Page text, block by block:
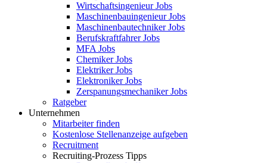
Wirtschaftsingenieur Jobs
Maschinenbauingenieur Jobs
Maschinenbautechniker Jobs
Berufskraftfahrer Jobs
MFA Jobs
Chemiker Jobs
Elektriker Jobs
Elektroniker Jobs
Zerspanungsmechaniker Jobs
Ratgeber
Unternehmen
Mitarbeiter finden
Kostenlose Stellenanzeige aufgeben
Recruitment
Recruiting-Prozess Tipps